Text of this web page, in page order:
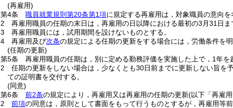
(再雇用)
第4条
職員就業規則第20条第1項に規定する再雇用は，対象職員の意向を
2
再雇用職員の任期の末日は，再雇用の日以降における最初の3月31日ま
3
再雇用職員には，試用期間を設けないものとする。
4
再雇用及び次条の規定による任期の更新をする場合には，労働条件を
(任期の更新)
第5条
再雇用職員の任期は，別に定める勤務評価を実施した上で，1年を
2
任期の更新をしない場合は，少なくとも30日前までに更新しない旨を予
ての証明書を交付する。
(同意)
第6条
前2条の規定により，再雇用又は再雇用の任期の更新(以下「再雇
2
前項の同意は，原則として書面をもって行うものとするが，再雇用等